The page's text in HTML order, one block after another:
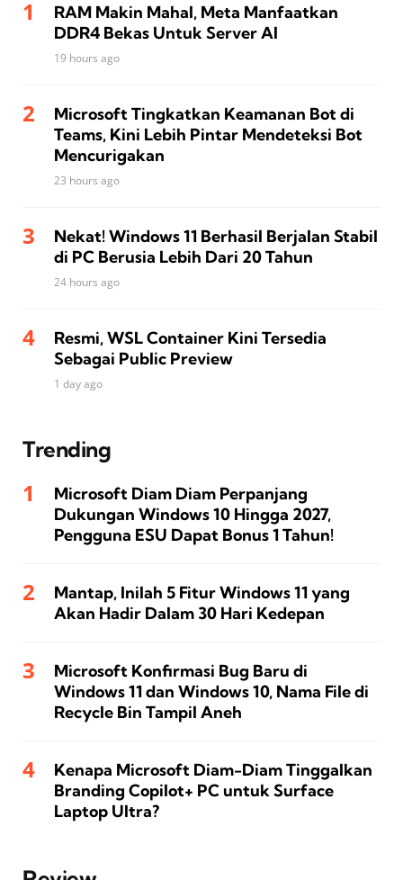
RAM Makin Mahal, Meta Manfaatkan
DDR4 Bekas Untuk Server AI
19 hours ago
Microsoft Tingkatkan Keamanan Bot di
Teams, Kini Lebih Pintar Mendeteksi Bot
Mencurigakan
23 hours ago
Nekat! Windows 11 Berhasil Berjalan Stabil
di PC Berusia Lebih Dari 20 Tahun
24 hours ago
Resmi, WSL Container Kini Tersedia
Sebagai Public Preview
1 day ago
Trending
Microsoft Diam Diam Perpanjang
Dukungan Windows 10 Hingga 2027,
Pengguna ESU Dapat Bonus 1 Tahun!
Mantap, Inilah 5 Fitur Windows 11 yang
Akan Hadir Dalam 30 Hari Kedepan
Microsoft Konfirmasi Bug Baru di
Windows 11 dan Windows 10, Nama File di
Recycle Bin Tampil Aneh
Kenapa Microsoft Diam-Diam Tinggalkan
Branding Copilot+ PC untuk Surface
Laptop Ultra?